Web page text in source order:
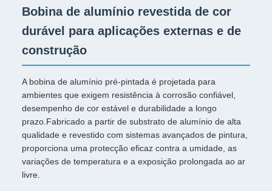
Bobina de alumínio revestida de cor
durável para aplicações externas e de
construção
A bobina de alumínio pré-pintada é projetada para
ambientes que exigem resistência à corrosão confiável,
desempenho de cor estável e durabilidade a longo
prazo.Fabricado a partir de substrato de alumínio de alta
qualidade e revestido com sistemas avançados de pintura,
proporciona uma protecção eficaz contra a umidade, as
variações de temperatura e a exposição prolongada ao ar
livre.